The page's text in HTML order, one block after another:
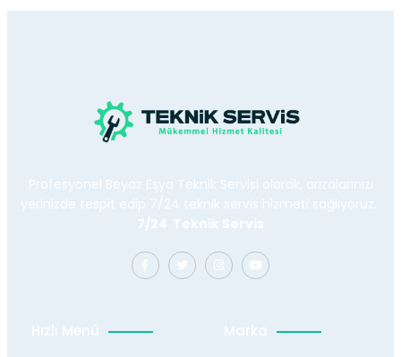
Profesyonel Beyaz Eşya Teknik Servisi olarak, arızalarınızı
yerinizde tespit edip 7/24 teknik servis hizmeti sağlıyoruz.
7/24 Teknik Servis
Hızlı Menü Marka